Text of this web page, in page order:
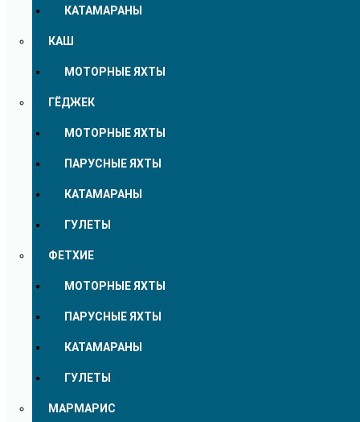
КАТАМАРАНЫ
КАШ
МОТОРНЫЕ ЯХТЫ
ГЁДЖЕК
МОТОРНЫЕ ЯХТЫ
ПАРУСНЫЕ ЯХТЫ
КАТАМАРАНЫ
ГУЛЕТЫ
ФЕТХИЕ
МОТОРНЫЕ ЯХТЫ
ПАРУСНЫЕ ЯХТЫ
КАТАМАРАНЫ
ГУЛЕТЫ
МАРМАРИС